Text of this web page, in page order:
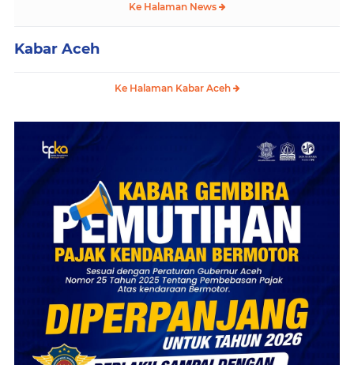
Ke Halaman News
Kabar Aceh
Ke Halaman Kabar Aceh